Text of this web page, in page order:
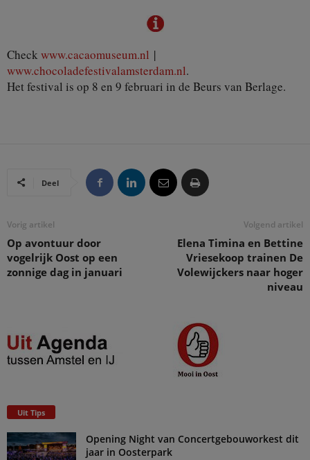
Check www.cacaomuseum.nl |
www.chocoladefestivalamsterdam.nl.
Het festival is op 8 en 9 februari in de Beurs van Berlage.
Deel
Vorig artikel
Op avontuur door
vogelrijk Oost op een
zonnige dag in januari
Volgend artikel
Elena Timina en Bettine
Vriesekoop trainen De
Volewijckers naar hoger
niveau
Uit Tips
Opening Night van Concertgebouworkest dit
jaar in Oosterpark